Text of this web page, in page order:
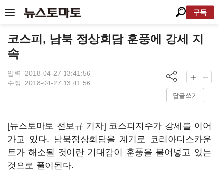
구독
코스피, 남북 정상회담 훈풍에 강세 지
속
입력: 2018-04-27 13:41:56
수정: 2018-04-27 13:41:56
답글쓰기
[뉴스토마토 전보규 기자] 코스피지수가 강세를 이어
가고 있다. 남북정상회담을 계기로 코리아디스카운
트가 해소될 것이란 기대감이 훈풍을 불어넣고 있는
것으로 풀이된다.